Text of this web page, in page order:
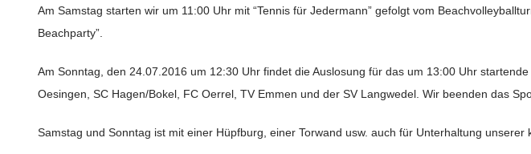
Am Samstag starten wir um 11:00 Uhr mit “Tennis für Jedermann” gefolgt vom
Beachparty”.
Am Sonntag, den 24.07.2016 um 12:30 Uhr findet die Auslosung für das um 13:00 Uhr
Oesingen, SC Hagen/Bokel, FC Oerrel, TV Emmen und der SV Langwedel. Wir beenden das
Samstag und Sonntag ist mit einer Hüpfburg, einer Torwand usw. auch für Unterhaltung unserer